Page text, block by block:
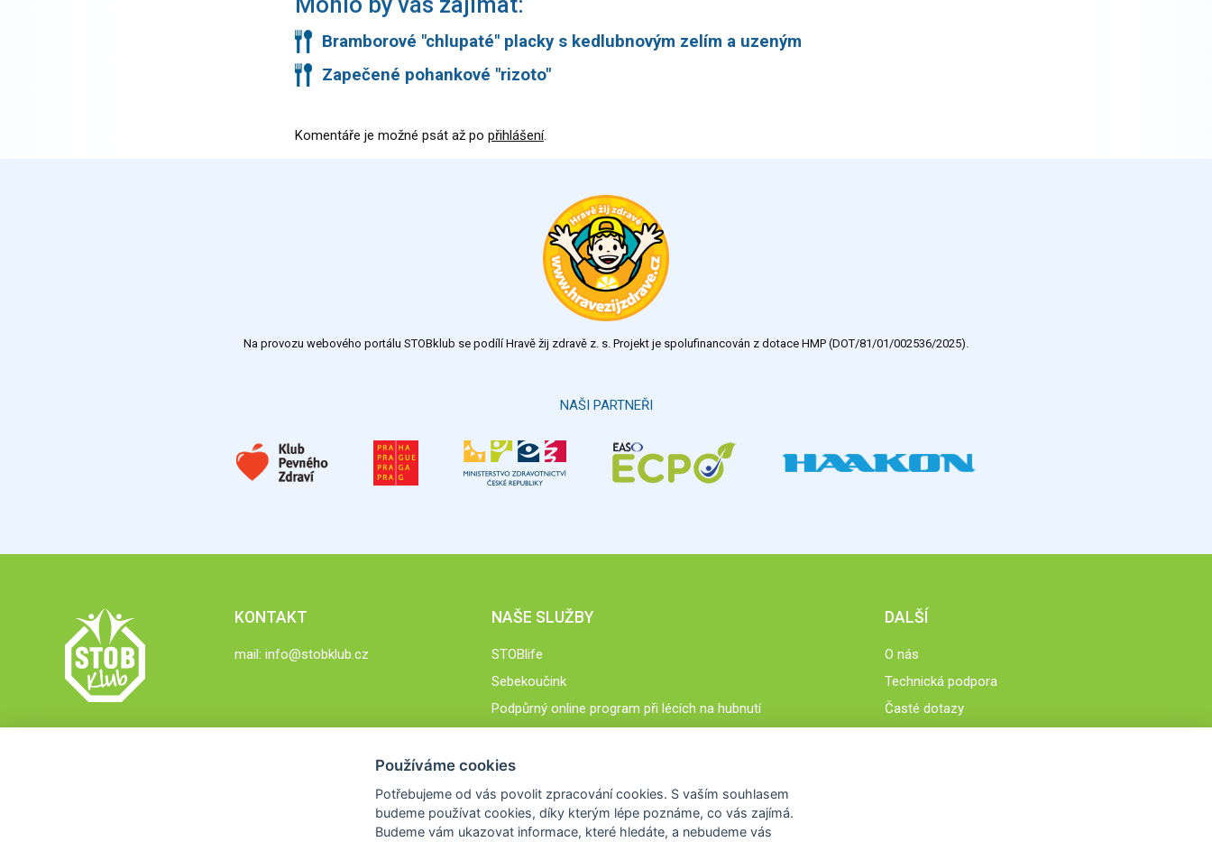
Bramborové "chlupaté" placky s kedlubnovým zelím a uzeným
Zapečené pohankové "rizoto"
Komentáře je možné psát až po přihlášení.
Na provozu webového portálu STOBklub se podílí Hravě žij zdravě z. s. Projekt je spolufinancován z dotace HMP (DOT/81/01/002536/2025).
NAŠI PARTNEŘI
KONTAKT
mail: info@stobklub.cz
NAŠE SLUŽBY
STOBlife
Sebekoučink
Podpůrný online program při lécích na hubnutí
DALŠÍ
O nás
Technická podpora
Časté dotazy
Používáme cookies
Potřebujeme od vás povolit zpracování cookies. S vaším souhlasem
budeme používat cookies, díky kterým lépe poznáme, co vás zajímá.
Budeme vám ukazovat informace, které hledáte, a nebudeme vás